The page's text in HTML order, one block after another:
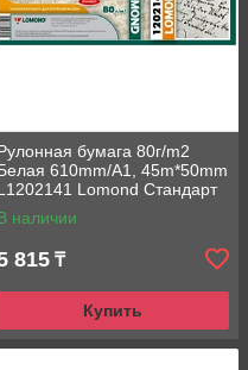
бумага 80г/m2
610mm/A1, 45m*50mm
Lomond Стандарт
печать
наличии
815 ₸
Купить